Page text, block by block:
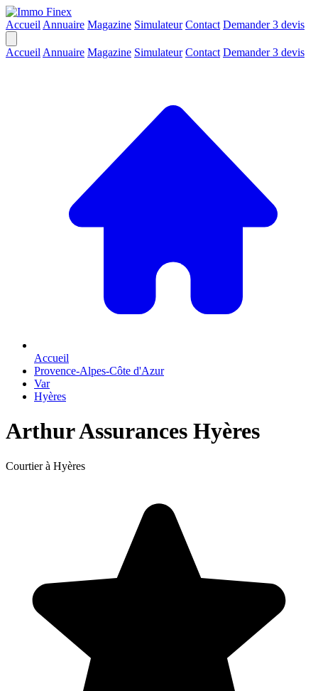
Accueil Annuaire Magazine Simulateur Contact Demander 3 devis
Accueil Annuaire Magazine Simulateur Contact Demander 3 devis
Accueil
Provence-Alpes-Côte d'Azur
Var
Hyères
Arthur Assurances Hyères
Courtier à Hyères